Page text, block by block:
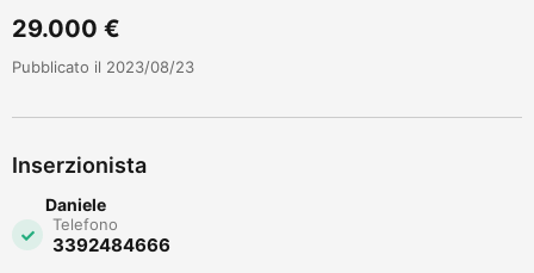
29.000 €
Pubblicato il 2023/08/23
Inserzionista
Daniele
Telefono
3392484666